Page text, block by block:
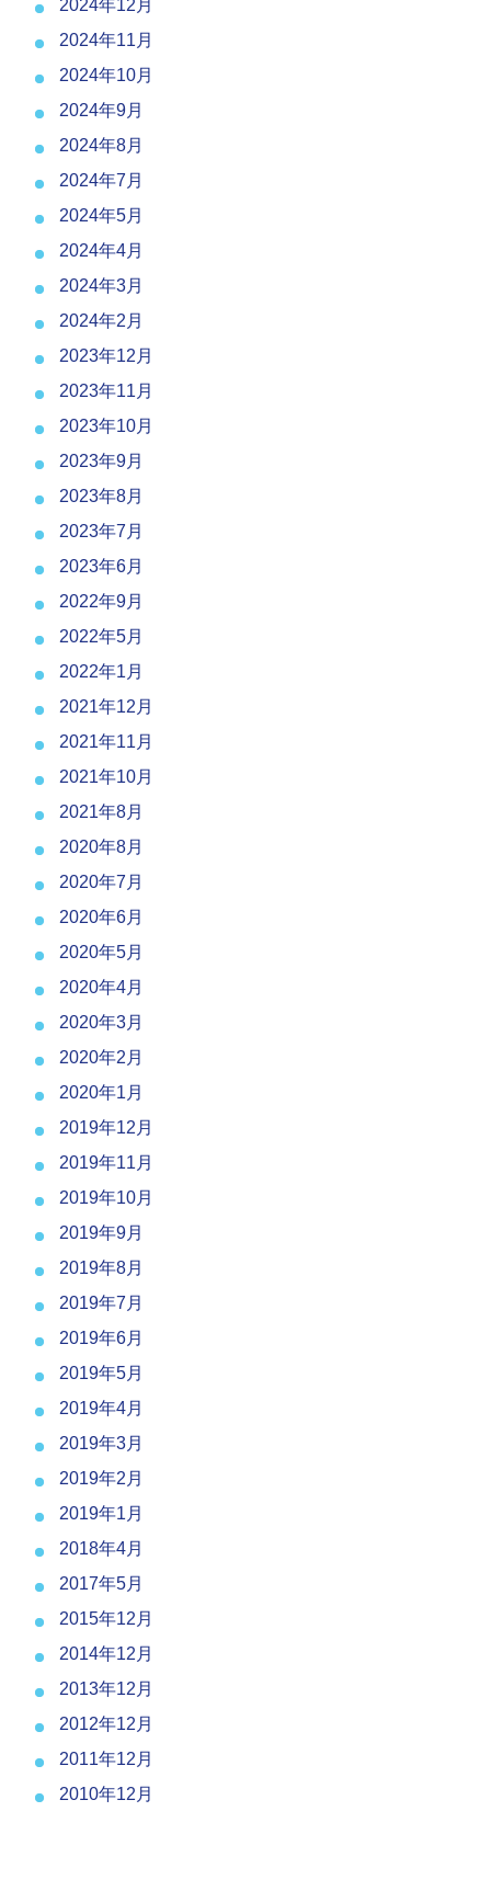
2024年12月
2024年11月
2024年10月
2024年9月
2024年8月
2024年7月
2024年5月
2024年4月
2024年3月
2024年2月
2023年12月
2023年11月
2023年10月
2023年9月
2023年8月
2023年7月
2023年6月
2022年9月
2022年5月
2022年1月
2021年12月
2021年11月
2021年10月
2021年8月
2020年8月
2020年7月
2020年6月
2020年5月
2020年4月
2020年3月
2020年2月
2020年1月
2019年12月
2019年11月
2019年10月
2019年9月
2019年8月
2019年7月
2019年6月
2019年5月
2019年4月
2019年3月
2019年2月
2019年1月
2018年4月
2017年5月
2015年12月
2014年12月
2013年12月
2012年12月
2011年12月
2010年12月